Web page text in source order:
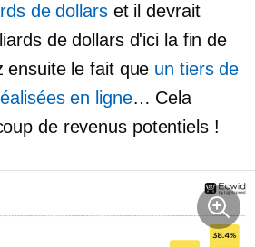
de dollarset il devrait
de dollars d'ici la fin de
ensuite le fait que un tiers de
en ligne… Cela
de revenus potentiels !